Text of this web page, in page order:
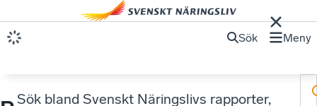
Sök Meny
Sök bland Svenskt Näringslivs rapporter,